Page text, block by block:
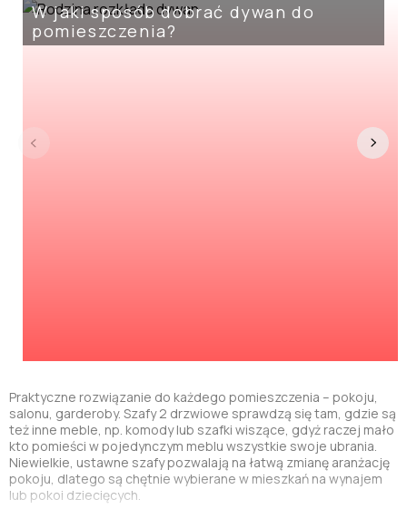
W jaki sposób dobrać dywan do
pomieszczenia?
Praktyczne rozwiązanie do każdego pomieszczenia – pokoju,
salonu, garderoby. Szafy 2 drzwiowe sprawdzą się tam, gdzie są
też inne meble, np. komody lub szafki wiszące, gdyż raczej mało
kto pomieści w pojedynczym meblu wszystkie swoje ubrania.
Niewielkie, ustawne szafy pozwalają na łatwą zmianę aranżację
pokoju, dlatego są chętnie wybierane w mieszkań na wynajem
lub pokoi dziecięcych.